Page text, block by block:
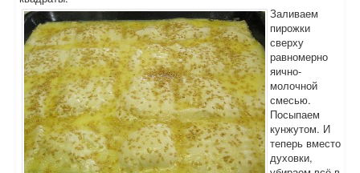
Заливаем
пирожки
сверху
равномерно
яично-
молочной
смесью.
Посыпаем
кунжутом. И
теперь вместо
духовки,